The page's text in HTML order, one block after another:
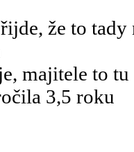
že to tady
majitele to
3,5 roku